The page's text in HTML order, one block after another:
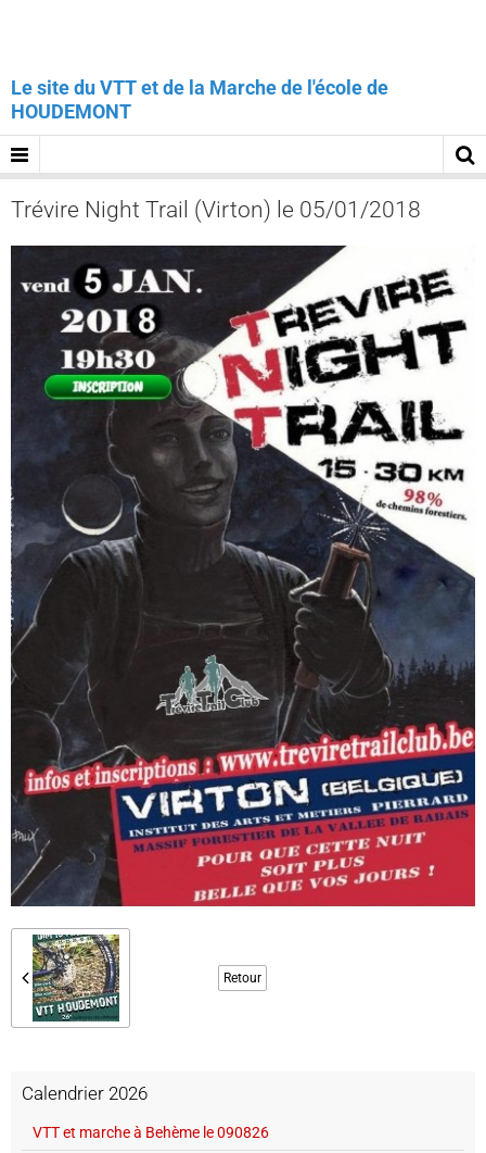
Le site du VTT et de la Marche de l'école de
HOUDEMONT
Trévire Night Trail (Virton) le 05/01/2018
Retour
Calendrier 2026
VTT et marche à Behème le 090826